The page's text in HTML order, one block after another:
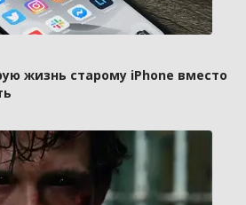
жизнь старому iPhone вместо